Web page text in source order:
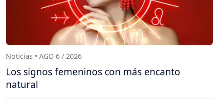
Noticias • AGO 6 / 2026
Los signos femeninos con más encanto
natural